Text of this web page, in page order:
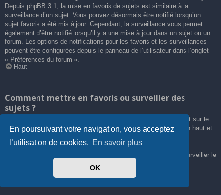
En poursuivant votre navigation, vous acceptez
l’utilisation de cookies. En savoir plus
OK
Depuis phpBB 3.1, la mise en favoris de sujets est similaire à la
surveillance d’un sujet. Vous pouvez désormais être notifié lorsqu’un
sujet favoris a été mis à jour. Cependant, la surveillance vous permet
également d’être notifié lorsqu’il y a une mise à jour dans un sujet ou un
forum. Les options de notifications pour les favoris et les surveillances
peuvent être configurées depuis le panneau de l’utilisateur dans l’onglet
« Préférences du forum ».
Haut
Comment mettre en favoris ou surveiller des
sujets ?
Vous pouvez ajouter aux favoris ou surveiller un sujet en cliquant sur le
lien approprié dans le menu « Outils de sujet », souvent placé en haut et
Répondre à un sujet en cochant la case du formulaire « M’avertir
lorsqu’une réponse est postée » vous permettra également de surveiller le